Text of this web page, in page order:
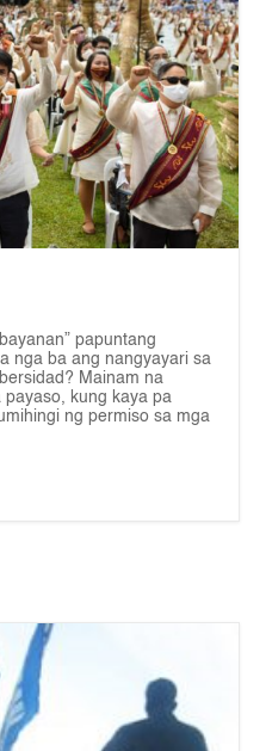
papuntang
nga ba ang nangyayari sa
Mainam na
kung kaya pa
ng permiso sa mga